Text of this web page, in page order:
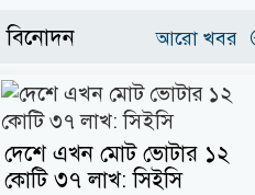
বিনোদন আরো খবর
দেশে এখন মোট ভোটার ১২
কোটি ৩৭ লাখ: সিইসি